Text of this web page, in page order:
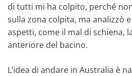
di tutti mi ha colpito, perché
sulla zona colpita, ma analizzò
aspetti, come il mal di schiena,
anteriore del bacino.
L’idea di andare in Australia è